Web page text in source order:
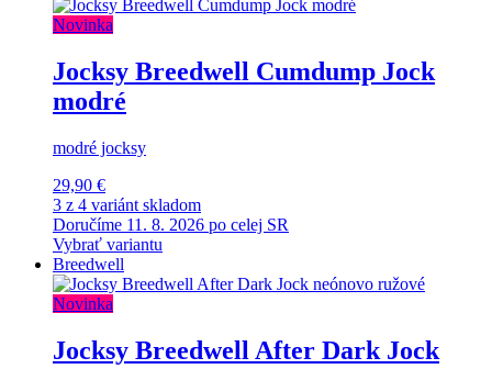
Novinka
Jocksy Breedwell Cumdump Jock
modré
modré jocksy
29,90 €
3 z 4 variánt skladom
Doručíme 11. 8. 2026 po celej SR
Vybrať variantu
Breedwell
Novinka
Jocksy Breedwell After Dark Jock